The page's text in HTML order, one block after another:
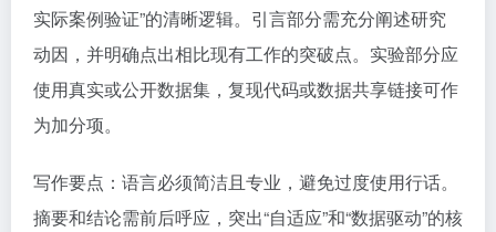
实际案例验证”的清晰逻辑。引言部分需充分阐述研究
动因，并明确点出相比现有工作的突破点。实验部分应
使用真实或公开数据集，复现代码或数据共享链接可作
为加分项。
写作要点：语言必须简洁且专业，避免过度使用行话。
摘要和结论需前后呼应，突出“自适应”和“数据驱动”的核